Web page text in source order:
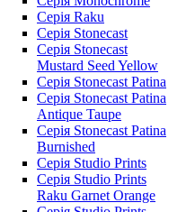
Серія Raku
Серія Stonecast
Серія Stonecast
Mustard Seed Yellow
Серія Stonecast Patina
Серія Stonecast Patina
Antique Taupe
Серія Stonecast Patina
Burnished
Серія Studio Prints
Серія Studio Prints
Raku Garnet Orange